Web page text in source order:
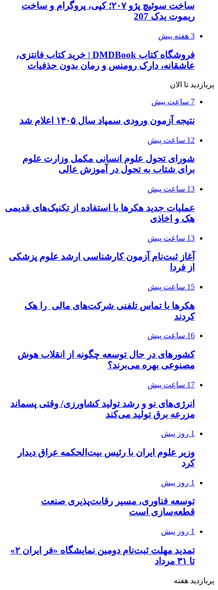
ساخت سوئیچ پژو ۲۰۷؛ کپی، پروگرام و ساخت
ریموت یدک 207
3 هفته پیش
فروشگاه کتاب DMDBook | خرید کتاب فانتزی،
عاشقانه، دارک رومنس و رمان بدون حذفیات
پربازدید تا الان
7 ساعت پیش
نتیجه آزمون ورودی سمپاد سال ۱۴۰۵ اعلام شد
12 ساعت پیش
شورای تحول علوم انسانی مکمل وزارت علوم
برای شتاب به تحول در آموزش عالی
13 ساعت پیش
عملیات جدید هکرها با استفاده از تکنیک‌های قدیمی
هک و اخاذی
13 ساعت پیش
آغاز ثبت‌نام‌ آزمون کارشناسی ارشد علوم پزشکی
از فردا
15 ساعت پیش
هکرها با تماس تلفنی شرکت‌های مالی را هک
کردند
16 ساعت پیش
کشورهای در حال توسعه چگونه از انقلاب هوش
مصنوعی بهره می‌برند؟
17 ساعت پیش
انرژی‌های نو و رشد تولید کشاورزی/ وقتی پسماند
مزرعه‌ برق تولید می‌کند
1 روز پیش
وزیر علوم ایران با رئیس بیت‌الحکمه عراق دیدار
کرد
1 روز پیش
توسعه فناوری، مسیر رقابت‌پذیری صنعت
قطعه‌سازی است
1 روز پیش
تمدید مهلت ثبت‌نام دومین نمایشگاه «فر ایران ۲»
تا ۳۱ مرداد
پربازدید هفته